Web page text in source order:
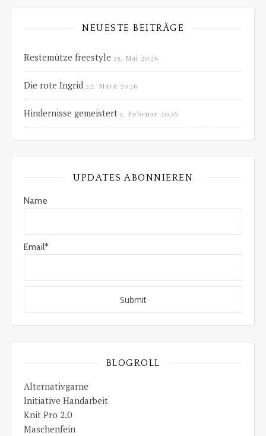
NEUESTE BEITRÄGE
Restemütze freestyle 25. Mai 2026
Die rote Ingrid 22. März 2026
Hindernisse gemeistert 5. Februar 2026
UPDATES ABONNIEREN
Name
Email*
BLOGROLL
Alternativgarne
Initiative Handarbeit
Knit Pro 2.0
Maschenfein